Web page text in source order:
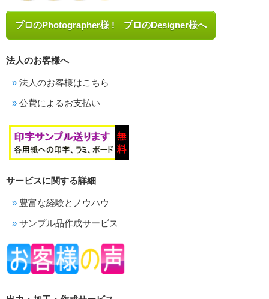
プロのPhotographer様 ! プロのDesigner様へ
法人のお客様へ
法人のお客様はこちら
公費によるお支払い
サービスに関する詳細
豊富な経験とノウハウ
サンプル品作成サービス